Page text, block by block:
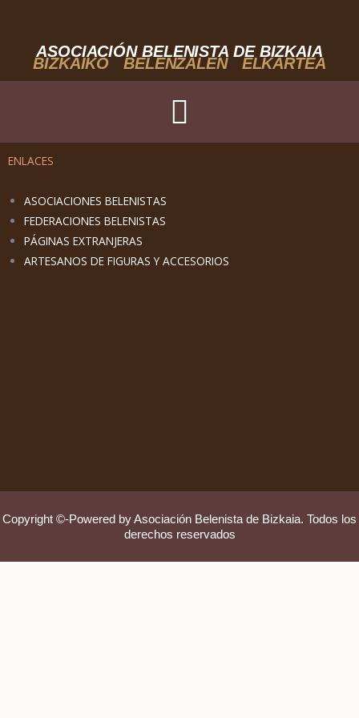
contenidoASOCIACIÓN BELENISTA DE BIZKAIA
BIZKAIKO BELENZALEN ELKARTEA
ENLACES
ASOCIACIONES BELENISTAS
FEDERACIONES BELENISTAS
PÁGINAS EXTRANJERAS
ARTESANOS DE FIGURAS Y ACCESORIOS
Copyright ©-Powered by Asociación Belenista de Bizkaia. Todos los
derechos reservados